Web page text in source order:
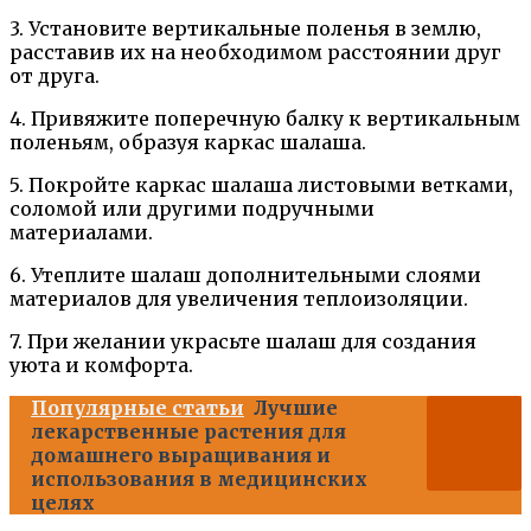
3. Установите вертикальные поленья в землю,
расставив их на необходимом расстоянии друг
от друга.
4. Привяжите поперечную балку к вертикальным
поленьям, образуя каркас шалаша.
5. Покройте каркас шалаша листовыми ветками,
соломой или другими подручными
материалами.
6. Утеплите шалаш дополнительными слоями
материалов для увеличения теплоизоляции.
7. При желании украсьте шалаш для создания
уюта и комфорта.
Популярные статьи Лучшие
лекарственные растения для
домашнего выращивания и
использования в медицинских
целях